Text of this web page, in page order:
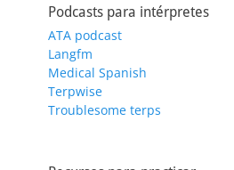
Podcasts para intérpretes
ATA podcast
Langfm
Medical Spanish
Terpwise
Troublesome terps